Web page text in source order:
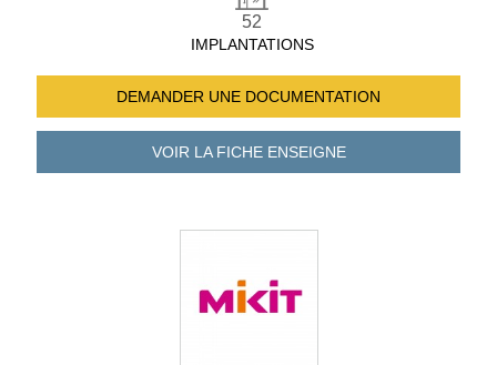
52
IMPLANTATIONS
DEMANDER UNE DOCUMENTATION
VOIR LA FICHEENSEIGNE